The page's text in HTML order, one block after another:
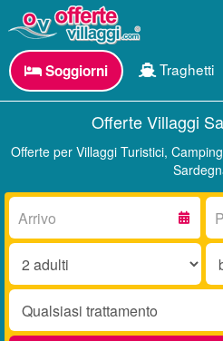
Soggiorni Traghetti
Offerte Villaggi
Offerte per Villaggi Turistici,
Arrivo:
Adulti:
17
Trattamento: